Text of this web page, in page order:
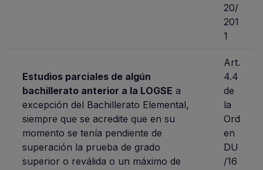
20/
201
1
Estudios parciales de algún
bachillerato anterior a la LOGSE a
excepción del Bachillerato Elemental,
siempre que se acredite que en su
momento se tenía pendiente de
superación la prueba de grado
superior o reválida o un máximo de
Art.
4.4
de
la
Ord
en
DU
/16